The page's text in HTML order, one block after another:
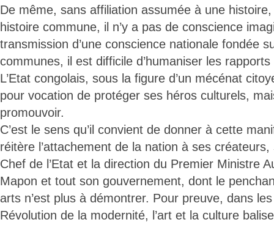
De même, sans affiliation assumée à une
histoire commune, il n’y a pas de conscience
transmission d’une conscience nationale fondée
communes, il est difficile d’humaniser les
L’Etat congolais, sous la figure d’un mécénat
pour vocation de protéger ses héros culturels,
promouvoir.
C’est le sens qu’il convient de donner à cette
réitère l’attachement de la nation à ses créateurs,
Chef de l’Etat et la direction du Premier Ministre
Mapon et tout son gouvernement, dont le
arts n’est plus à démontrer. Pour preuve, dans
Révolution de la modernité, l’art et la culture